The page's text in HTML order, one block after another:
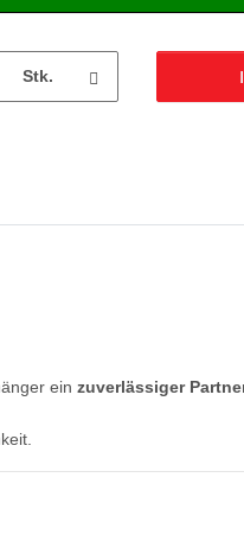
Stk.
ein zuverlässiger